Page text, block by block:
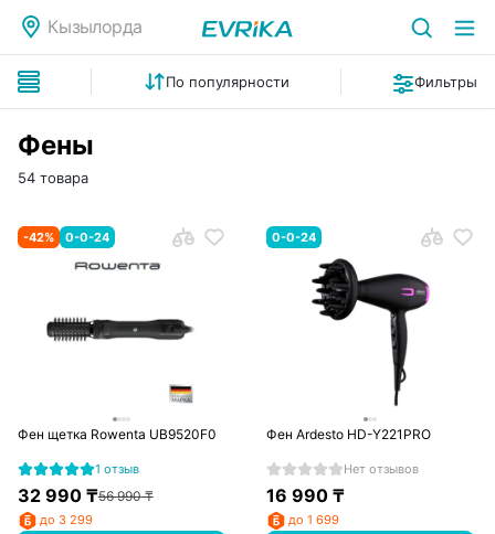
Кызылорда
По популярности Фильтры
Фены
54 товара
-42% 0-0-24
Фен щетка Rowenta UB9520F0
1 отзыв
32 990₸56 990₸
до 3 299
0-0-24
Фен Ardesto HD-Y221PRO
Нет отзывов
16 990 ₸
до 1 699